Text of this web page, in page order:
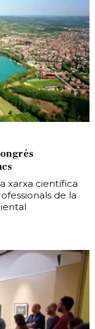
xarxa científica
de la